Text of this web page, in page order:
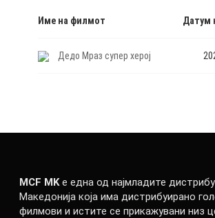
Име на филмот Датум
Дедо Мраз супер херој
MCF MKе една од најмладите
Македонија која има дистрибуирано
филмови и истите се прикажувани низ